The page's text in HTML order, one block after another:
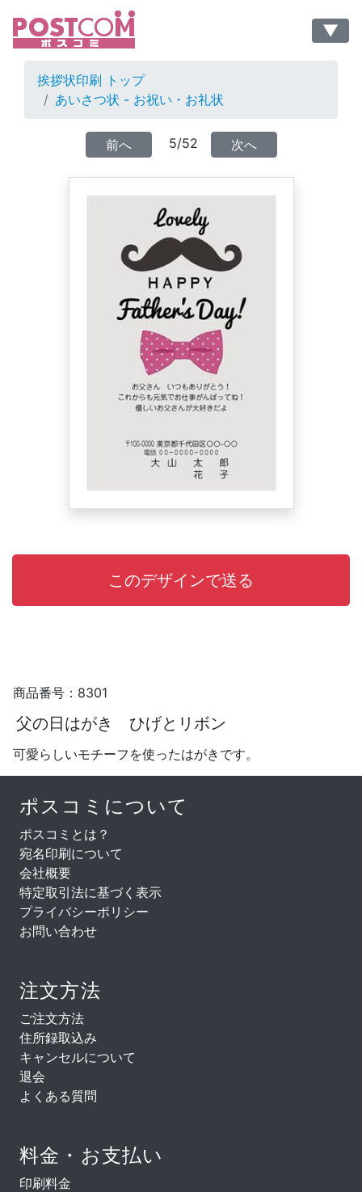
▼
挨拶状印刷 トップ
あいさつ状 - お祝い・お礼状
5/52
商品番号：8301
父の日はがき ひげとリボン
可愛らしいモチーフを使ったはがきです。
ポスコミについて
ポスコミとは？
宛名印刷について
会社概要
特定取引法に基づく表示
プライバシーポリシー
お問い合わせ
注文方法
ご注文方法
住所録取込み
キャンセルについて
退会
よくある質問
料金・お支払い
印刷料金